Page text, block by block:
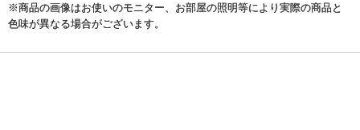
※商品の画像はお使いのモニター、お部屋の照明等により実際の商品と
色味が異なる場合がございます。